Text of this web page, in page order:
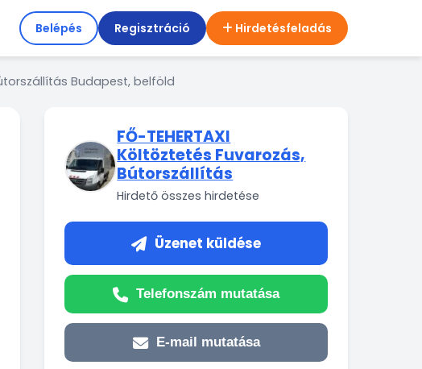
Belépés Regisztráció Hirdetésfeladás
Budapest, belföld
FŐ-TEHERTAXI
Költöztetés Fuvarozás,
Bútorszállítás
Hirdető összes hirdetése
Üzenet küldése
Telefonszám mutatása
E-mail mutatása